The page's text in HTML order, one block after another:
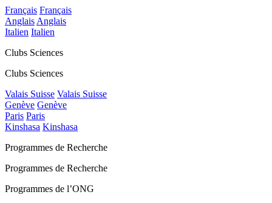
Français Français
Anglais Anglais
Italien Italien
Clubs Sciences
Clubs Sciences
Valais Suisse Valais Suisse
Genève Genève
Paris Paris
Kinshasa Kinshasa
Programmes de Recherche
Programmes de Recherche
Programmes de l’ONG